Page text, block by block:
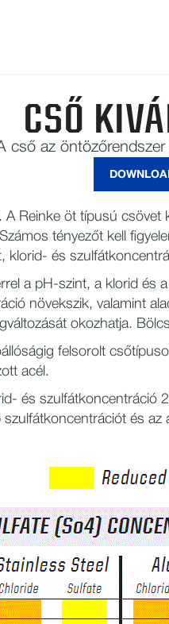
CSŐ
cső az
Reinke öt típusú
tényezőt kell
klorid- és
a pH-szint, a klorid
növekszik, valamint
okozhatja.
felsorolt
acél.
és szulfátkoncentráció
és